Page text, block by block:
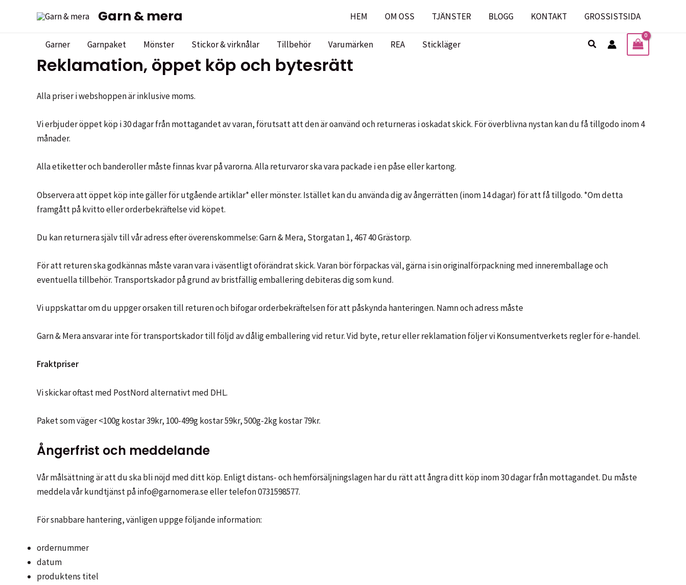
Garn & mera HEM OM OSS TJÄNSTER BLOGG KONTAKT GROSSISTSIDA
Garner Garnpaket Mönster Stickor & virknålar Tillbehör Varumärken REA Stickläger Sök
Reklamation, öppet köp och bytesrätt
Alla priser i webshoppen är inklusive moms.
Vi erbjuder öppet köp i 30 dagar från mottagandet av varan, förutsatt att den är oanvänd och returneras i oskadat skick. För överblivna nystan kan du få tillgodo inom 4
månader.
Alla etiketter och banderoller måste finnas kvar på varorna. Alla returvaror ska vara packade i en påse eller kartong.
Observera att öppet köp inte gäller för utgående artiklar* eller mönster. Istället kan du använda dig av ångerrätten (inom 14 dagar) för att få tillgodo. *Om detta
framgått på kvitto eller orderbekräftelse vid köpet.
Du kan returnera själv till vår adress efter överenskommelse: Garn & Mera, Storgatan 1, 467 40 Grästorp.
För att returen ska godkännas måste varan vara i väsentligt oförändrat skick. Varan bör förpackas väl, gärna i sin originalförpackning med inneremballage och
eventuella tillbehör. Transportskador på grund av bristfällig emballering debiteras dig som kund.
Vi uppskattar om du uppger orsaken till returen och bifogar orderbekräftelsen för att påskynda hanteringen. Namn och adress måste
Garn & Mera ansvarar inte för transportskador till följd av dålig emballering vid retur. Vid byte, retur eller reklamation följer vi Konsumentverkets regler för e-handel.
Fraktpriser
Vi skickar oftast med PostNord alternativt med DHL.
Paket som väger <100g kostar 39kr, 100-499g kostar 59kr, 500g-2kg kostar 79kr.
Ångerfrist och meddelande
Vår målsättning är att du ska bli nöjd med ditt köp. Enligt distans- och hemförsäljningslagen har du rätt att ångra ditt köp inom 30 dagar från mottagandet. Du måste
meddela vår kundtjänst på info@garnomera.se eller telefon 0731598577.
För snabbare hantering, vänligen uppge följande information:
ordernummer
datum
produktens titel